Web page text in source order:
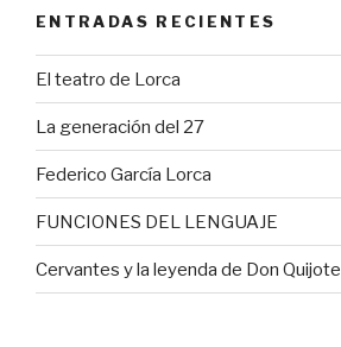
ENTRADAS RECIENTES
El teatro de Lorca
La generación del 27
Federico García Lorca
FUNCIONES DEL LENGUAJE
Cervantes y la leyenda de Don Quijote